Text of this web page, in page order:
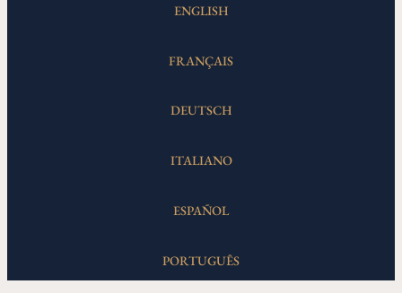
ENGLISH
FRANÇAIS
DEUTSCH
ITALIANO
ESPAÑOL
PORTUGUÊS